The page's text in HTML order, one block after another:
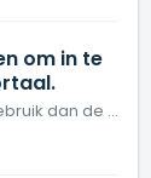
om in te
Als u uw wachtwoord niet meer weet, gebruik dan de optie "Wachtwoord vergeten": In een nieuw venster geeft u uw e-mailadres op en klikt u op "...